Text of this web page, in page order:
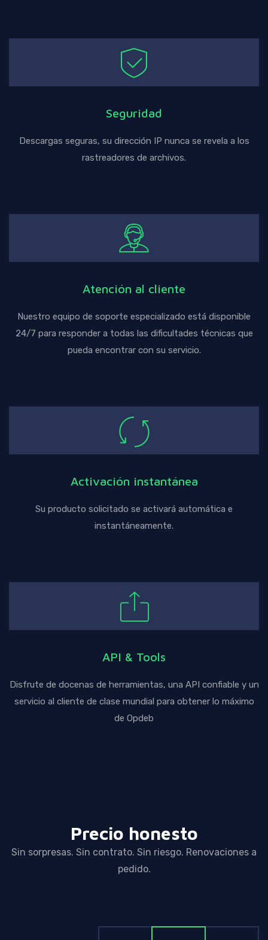
Seguridad
Descargas seguras, su dirección IP nunca se revela a los
rastreadores de archivos.
Atención al cliente
Nuestro equipo de soporte especializado está disponible
24/7 para responder a todas las dificultades técnicas que
pueda encontrar con su servicio.
Activación instantánea
Su producto solicitado se activará automática e
instantáneamente.
API & Tools
Disfrute de docenas de herramientas, una API confiable y un
servicio al cliente de clase mundial para obtener lo máximo
de Opdeb
Precio honesto
Sin sorpresas. Sin contrato. Sin riesgo. Renovaciones a
pedido.